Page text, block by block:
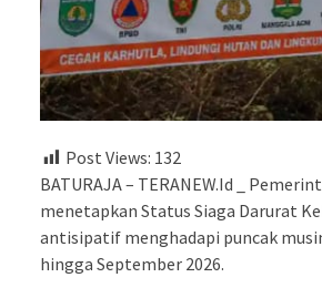
Post Views: 132
BATURAJA – TERANEW.Id _
menetapkan Status Siaga Darurat
antisipatif menghadapi puncak
hingga September 2026.